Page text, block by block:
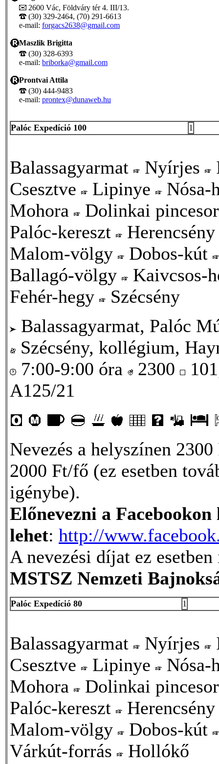
2600 Vác, Földváry tér 4. III/13.
(30) 329-2464, (70) 291-6613
e-mail: forgacs2638@gmail.com
Maszlik Brigitta
(30) 328-6393
e-mail: briborka@gmail.com
Prontvai Attila
(30) 444-9483
e-mail: prontex@dunaweb.hu
Palóc Expedíció 100 1
Balassagyarmat Nyírjes
Csesztve
Lipinye
Nósa-
Mohora
Dolinkai
Palóc-kereszt
Malom-völgy
Dobos-kút
Ballagó-völgy
Kaivcsos-
Fehér-hegy
Szécsény
Balassagyarmat, Palóc
Szécsény, kollégium,
7:00-9:00 óra
2300
A125/21
Nevezés a helyszínen
2000 Ft/fő (ez esetben
igénybe).
Előnevezni a
lehet: http://
A nevezési díjat ez
MSTSZ Nemzeti
Palóc Expedíció 80 1
Balassagyarmat Nyírjes
Csesztve
Lipinye
Nósa-
Mohora
Dolinkai
Palóc-kereszt
Malom-völgy
Dobos-kút
Várkút-forrás
Hollókő